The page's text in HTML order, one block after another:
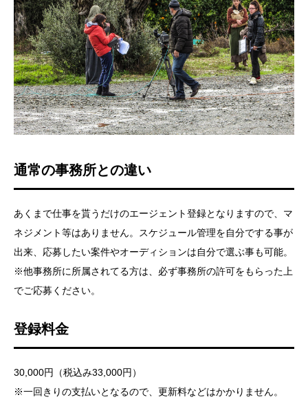
通常の事務所との違い
あくまで仕事を貰うだけのエージェント登録となりますので、マ
ネジメント等はありません。スケジュール管理を自分でする事が
出来、応募したい案件やオーディションは自分で選ぶ事も可能。
※他事務所に所属されてる方は、必ず事務所の許可をもらった上
でご応募ください。
登録料金
30,000円（税込み33,000円）
※一回きりの支払いとなるので、更新料などはかかりません。